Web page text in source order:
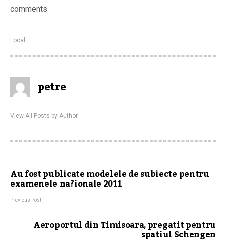
comments
Local
petre
View All Posts by Author
Au fost publicate modelele de subiecte pentru
examenele na?ionale 2011
Previous Post
Aeroportul din Timisoara, pregatit pentru
spatiul Schengen